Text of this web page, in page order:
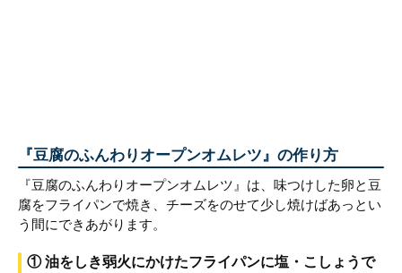
『豆腐のふんわりオープンオムレツ』の作り方
『豆腐のふんわりオープンオムレツ』は、味つけした卵と豆
腐をフライパンで焼き、チーズをのせて少し焼けばあっとい
う間にできあがります。
① 油をしき弱火にかけたフライパンに塩・こしょうで